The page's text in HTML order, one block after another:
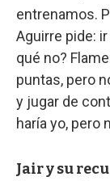
entrenamos.
Aguirre pide:
qué no?
puntas, pero
y jugar de
haría yo, pero
Jair y su